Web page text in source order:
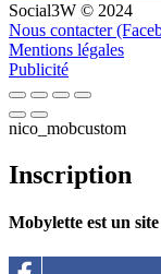
Social3W © 2024
Nous contacter
Mentions légales
Publicité
nico_mobcustom
Inscription
Mobylette est un